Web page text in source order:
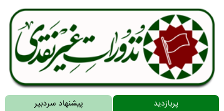
پربازدید پیشنهاد سردبیر